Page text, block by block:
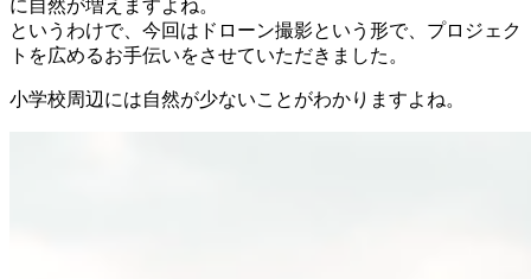
に自然が増えますよね。
というわけで、今回はドローン撮影という形で、プロジェク
トを広めるお手伝いをさせていただきました。
小学校周辺には自然が少ないことがわかりますよね。